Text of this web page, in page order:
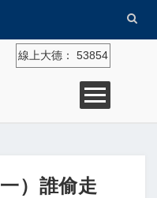
線上大德： 53854
）誰偷走